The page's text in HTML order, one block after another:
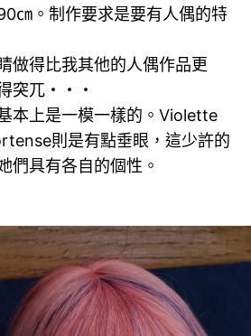
㎝。制作要求是要有人偶的特
做得比我其他的人偶作品更
突兀・・・
本上是一模一樣的。Violette
則是有點垂眼，這少許的
們具有各自的個性。